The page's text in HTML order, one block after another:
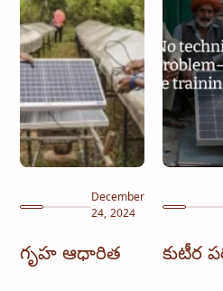
December
24, 2024
గృహ ఆధారిత కుటీర